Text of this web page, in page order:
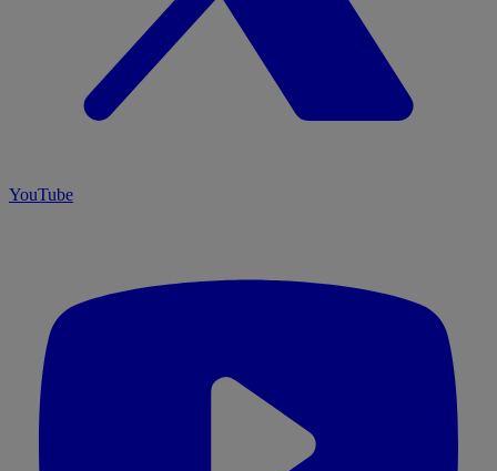
YouTube